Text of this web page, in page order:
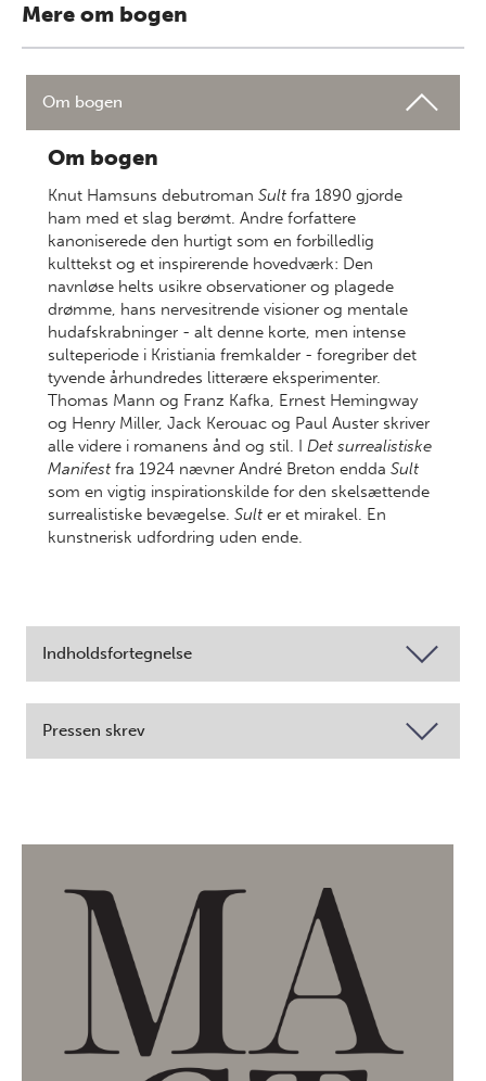
Mere om bogen
Om bogen
Om bogen
Knut Hamsuns debutroman Sult fra 1890 gjorde
ham med et slag berømt. Andre forfattere
kanoniserede den hurtigt som en forbilledlig
kulttekst og et inspirerende hovedværk: Den
navnløse helts usikre observationer og plagede
drømme, hans nervesitrende visioner og mentale
hudafskrabninger - alt denne korte, men intense
sulteperiode i Kristiania fremkalder - foregriber det
tyvende århundredes litterære eksperimenter.
Thomas Mann og Franz Kafka, Ernest Hemingway
og Henry Miller, Jack Kerouac og Paul Auster skriver
alle videre i romanens ånd og stil. I Det surrealistiske
Manifest fra 1924 nævner André Breton endda Sult
som en vigtig inspirationskilde for den skelsættende
surrealistiske bevægelse. Sult er et mirakel. En
kunstnerisk udfordring uden ende.
Indholdsfortegnelse
Pressen skrev